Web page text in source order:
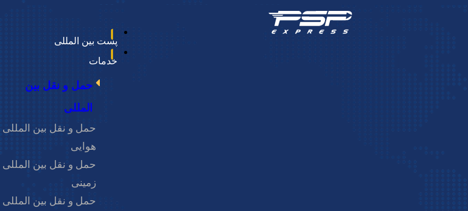
پست بین المللی
خدمات
حمل و نقل بین المللی
هوایی
حمل و نقل بین المللی
زمینی
حمل و نقل بین المللی
حمل و نقل بین
المللی
درباره ما
شرکت پست بین‌المللی pspexpress (پروازبران سپهر پارسا) به عنوان یکی از مجموعه‌‌های روبه‌رشد
هلدینگ میثاق صدرا، بیش از ده سال (از سال 2011 میلادی) است که در صنعت لجستیک فعالیت می‌کند و